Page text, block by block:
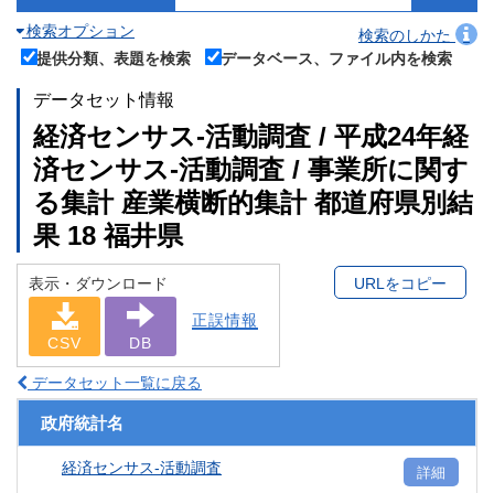
検索オプション
検索のしかた
提供分類、表題を検索
データベース、ファイル内を検索
データセット情報
経済センサス‐活動調査 / 平成24年経
済センサス‐活動調査 / 事業所に関す
る集計 産業横断的集計 都道府県別結
果 18 福井県
表示・ダウンロード
CSV DB
正誤情報
URLをコピー
データセット一覧に戻る
政府統計名
経済センサス‐活動調査 詳細